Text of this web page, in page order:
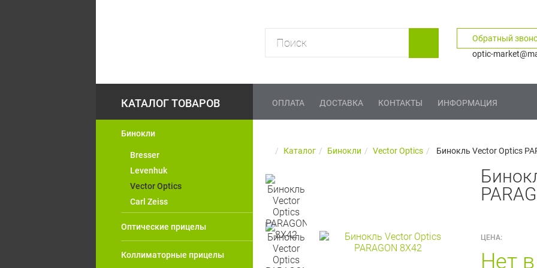
Каталог Бинокли Vector Optics Бинокль Vector Optics
ЦЕНА:
Нет в
Бинокли
Bresser
Levenhuk
Vector Optics
Carl Zeiss
Оптические прицелы
Коллиматорные прицелы
ОПЛАТА ДОСТАВКА КОНТАКТЫ ИНФОРМАЦИЯ
Обратный
optic-